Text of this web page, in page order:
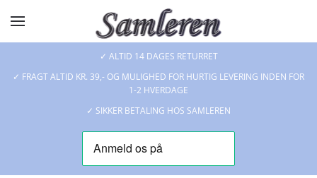
Skip to main content
✓ ALTID 14 DAGES RETURRET
✓ FRAGT ALTID KR. 39,- OG MULIGHED FOR HURTIG LEVERING INDEN FOR
1-2 HVERDAGE
✓ SIKKER BETALING HOS SAMLEREN